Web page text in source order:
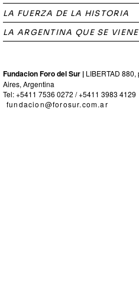
LA FUERZA DE LA HISTORIA
LA ARGENTINA QUE SE VIENE
Fundacion Foro del Sur | LIBERTAD
Aires, Argentina
Tel: +5411 7536 0272 / +5411 3983 4129
fundacion@forosur.com.ar